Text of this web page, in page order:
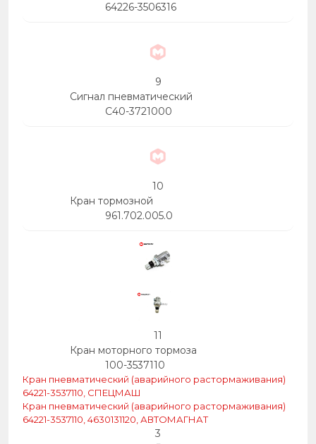
64226-3506316
9
Сигнал пневматический
С40-3721000
10
Кран тормозной
961.702.005.0
11
Кран моторного тормоза
100-3537110
Кран пневматический (аварийного растормаживания)
64221-3537110, СПЕЦМАШ
Кран пневматический (аварийного растормаживания)
64221-3537110, 4630131120, АВТОМАГНАТ
3